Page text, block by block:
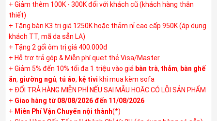
+ Giảm thêm 100K - 300K đối với khách cũ (khách hàng thân
thiết)
+ Tặng bàn K3 trị giá 1250K hoặc thảm nỉ cao cấp 950K (áp dụng
khách TT, mã da sẵn LA)
+ Tặng 2 gối ôm trị giá 400.000đ
+ Hỗ trợ trả góp & Miễn phí quẹt thẻ Visa/Master
+ Giảm 5% đến 10% tối đa 1 triệu vào giá bàn trà, thảm, bàn ghế
ăn, giường ngủ, tủ áo, kệ tivi khi mua kèm sofa
+ ĐỔI TRẢ HÀNG MIỄN PHÍ NẾU SAI MẪU HOẶC CÓ LỖI SẢN PHẨM
+ Giao hàng từ 08/08/2026 đến 11/08/2026
+ Miễn Phí Vận Chuyển nội thành(*)